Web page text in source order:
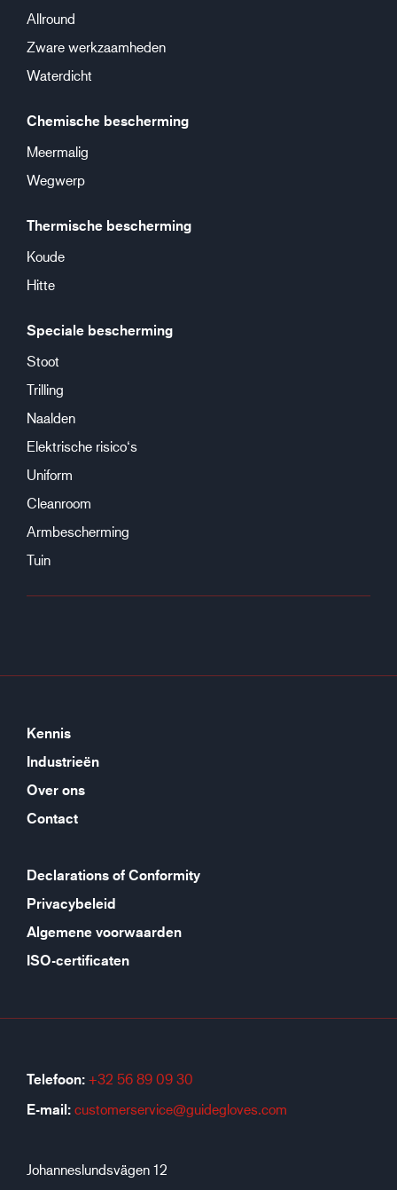
Allround
Zware werkzaamheden
Waterdicht
Chemische bescherming
Meermalig
Wegwerp
Thermische bescherming
Koude
Hitte
Speciale bescherming
Stoot
Trilling
Naalden
Elektrische risico‘s
Uniform
Cleanroom
Armbescherming
Tuin
Kennis
Industrieën
Over ons
Contact
Declarations of Conformity
Privacybeleid
Algemene voorwaarden
ISO-certificaten
Telefoon: +32 56 89 09 30
E-mail: customerservice@guidegloves.com
Johanneslundsvägen 12